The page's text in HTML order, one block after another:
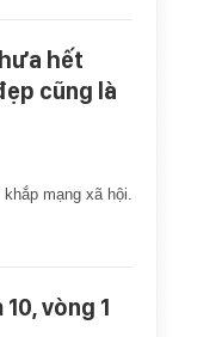
hết
cũng là
mạng xã hội.
vòng 1